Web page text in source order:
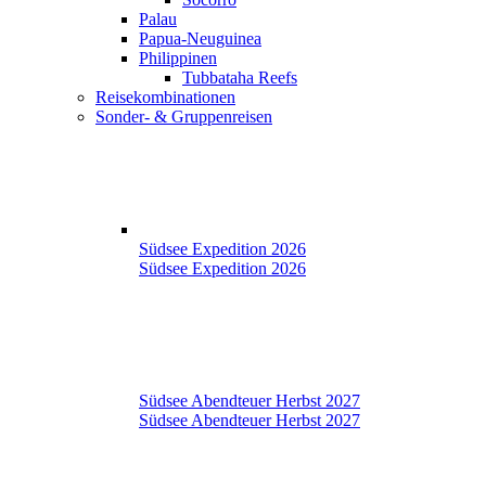
Palau
Papua-Neuguinea
Philippinen
Tubbataha Reefs
Reisekombinationen
Sonder- & Gruppenreisen
Südsee Expedition 2026
Südsee Expedition 2026
Südsee Abendteuer Herbst 2027
Südsee Abendteuer Herbst 2027